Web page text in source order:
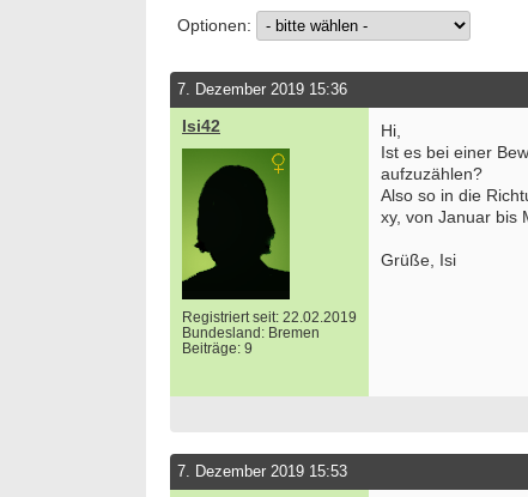
Optionen:
7. Dezember 2019 15:36
Isi42
Registriert seit: 22.02.2019
Bundesland: Bremen
Beiträge: 9
Hi,
Ist es bei einer
aufzuzählen?
Also so in die
xy, von Januar bis
Grüße, Isi
7. Dezember 2019 15:53